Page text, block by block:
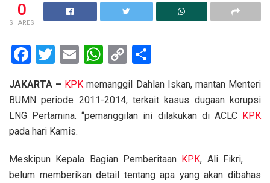
0
SHARES
F
ce
b
o
o
k
T
tt
er
E
ail
W
at
s
p
p
C
py
Li
k
ar
e
JAKARTA – KPK memanggil Dahlan Iskan, mantan Menteri
BUMN periode 2011-2014, terkait kasus dugaan korupsi
LNG Pertamina. “pemanggilan ini dilakukan di ACLC KPK
pada hari Kamis.
Meskipun Kepala Bagian Pemberitaan KPK, Ali Fikri,
belum memberikan detail tentang apa yang akan dibahas